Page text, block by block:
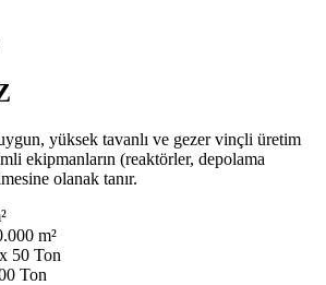
yüksek tavanlı ve gezer vinçli üretim
ekipmanların (reaktörler, depolama
olanak tanır.
m²
50 Ton
Ton